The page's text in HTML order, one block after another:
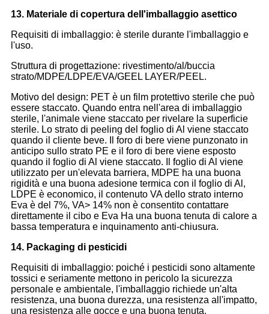
13. Materiale di copertura dell'imballaggio asettico
Requisiti di imballaggio: è sterile durante l'imballaggio e
l'uso.
Struttura di progettazione: rivestimento/al/buccia
strato/MDPE/LDPE/EVA/GEEL LAYER/PEEL.
Motivo del design: PET è un film protettivo sterile che può
essere staccato. Quando entra nell'area di imballaggio
sterile, l'animale viene staccato per rivelare la superficie
sterile. Lo strato di peeling del foglio di Al viene staccato
quando il cliente beve. Il foro di bere viene punzonato in
anticipo sullo strato PE e il foro di bere viene esposto
quando il foglio di Al viene staccato. Il foglio di Al viene
utilizzato per un'elevata barriera, MDPE ha una buona
rigidità e una buona adesione termica con il foglio di Al,
LDPE è economico, il contenuto VA dello strato interno
Eva è del 7%, VA> 14% non è consentito contattare
direttamente il cibo e Eva Ha una buona tenuta di calore a
bassa temperatura e inquinamento anti-chiusura.
14. Packaging di pesticidi
Requisiti di imballaggio: poiché i pesticidi sono altamente
tossici e seriamente mettono in pericolo la sicurezza
personale e ambientale, l'imballaggio richiede un'alta
resistenza, una buona durezza, una resistenza all'impatto,
una resistenza alle gocce e una buona tenuta.